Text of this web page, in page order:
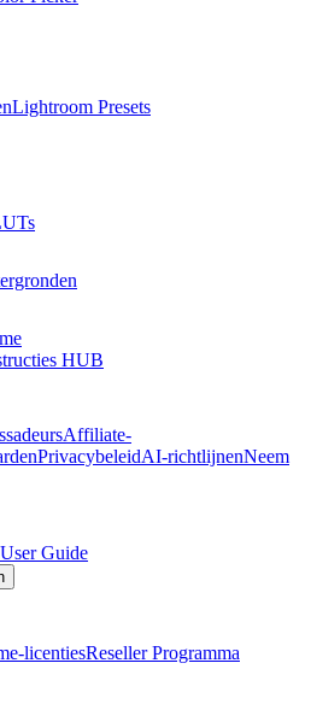
Lightroom Presets
HUB
Affiliate-
PrivacybeleidAI-richtlijnenNeem
User Guide
licentiesReseller Programma